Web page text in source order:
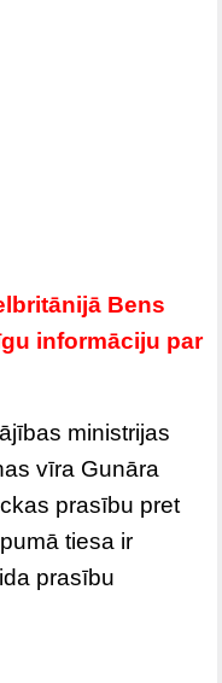
Bens
informāciju par
ministrijas
vīra Gunāra
prasību pret
tiesa ir
prasību